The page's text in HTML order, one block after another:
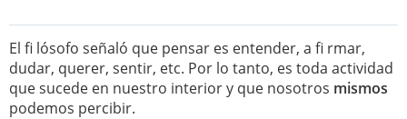
El fi lósofo señaló que pensar es entender, a fi rmar,
dudar, querer, sentir, etc. Por lo tanto, es toda actividad
que sucede en nuestro interior y que nosotros mismos
podemos percibir.